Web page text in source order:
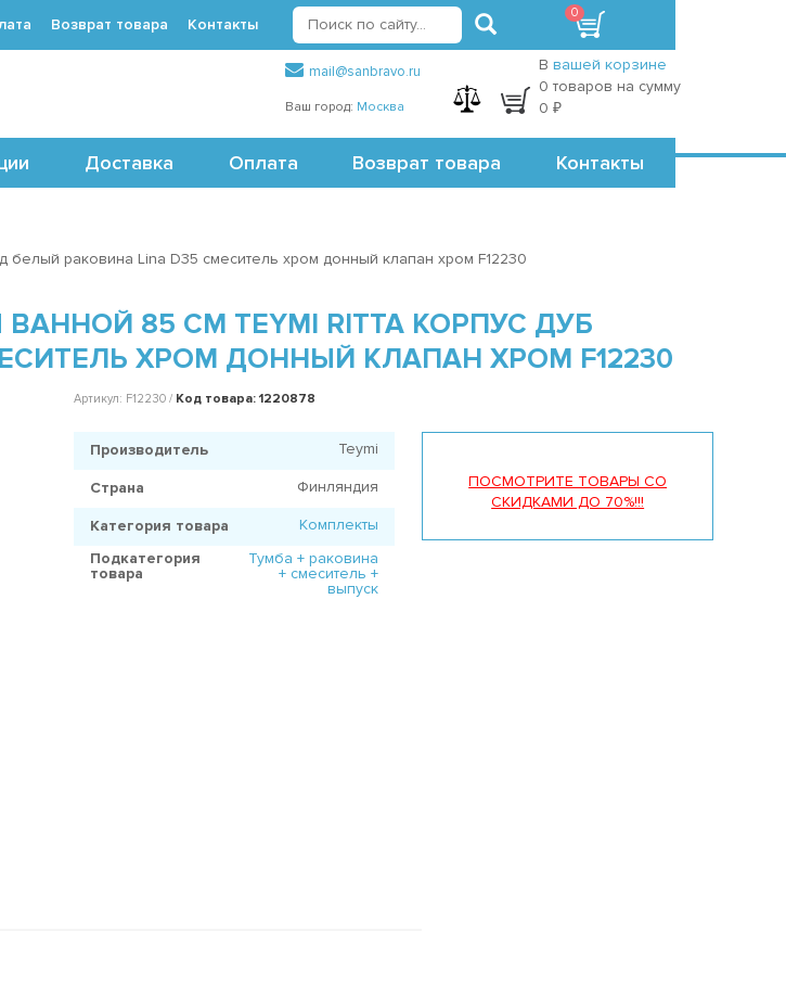
Точки самовывоза
mail@sanbravo.ru
Ваш город: Москва
регистрация
В вашей корзине
0 товаров на сумму
0 ₽
Доставка Оплата Возврат товара Контакты
Возврат товара Контакты
0
раковина Lina D35 смеситель хром донный клапан хром F12230
85 СМ TEYMI RITTA КОРПУС ДУБ
ХРОМ ДОННЫЙ КЛАПАН ХРОМ F12230
Артикул: F12230 / Код товара: 1220878
ПОСМОТРИТЕ ТОВАРЫ СО
СКИДКАМИ ДО 70%!!!
Производитель Teymi
Страна Финляндия
Категория товара
Комплекты
Подкатегория
товара
Тумба + раковина
+ смеситель +
выпуск